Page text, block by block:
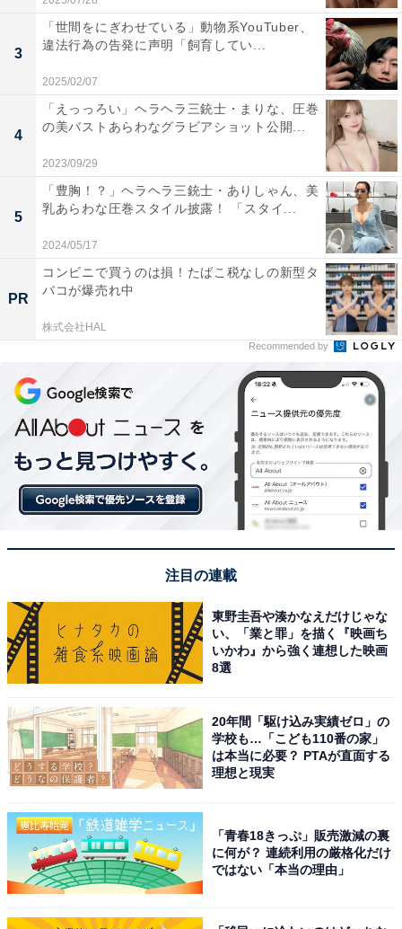
3
「世間をにぎわせている」動物系YouTuber、
違法行為の告発に声明「飼育してい...
2025/02/07
4
「えっっろい」ヘラヘラ三銃士・まりな、圧巻
の美バストあらわなグラビアショット公開...
2023/09/29
5
「豊胸！？」ヘラヘラ三銃士・ありしゃん、美
乳あらわな圧巻スタイル披露！ 「スタイ...
2024/05/17
PR
コンビニで買うのは損！たばこ税なしの新型タ
バコが爆売れ中
株式会社HAL
Recommended by
注目の連載
東野圭吾や湊かなえだけじゃな
い、「業と罪」を描く『映画ち
いかわ』から強く連想した映画
8選
20年間「駆け込み実績ゼロ」の
学校も…「こども110番の家」
は本当に必要？ PTAが直面する
理想と現実
「青春18きっぷ」販売激減の裏
に何が？ 連続利用の厳格化だけ
ではない「本当の理由」